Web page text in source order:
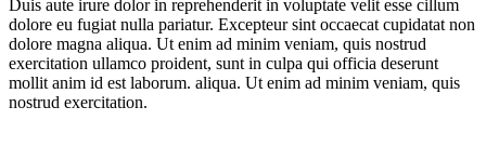
Duis aute irure dolor in reprehenderit in voluptate velit esse cillum
dolore eu fugiat nulla pariatur. Excepteur sint occaecat cupidatat non
dolore magna aliqua. Ut enim ad minim veniam, quis nostrud
exercitation ullamco proident, sunt in culpa qui officia deserunt
mollit anim id est laborum. aliqua. Ut enim ad minim veniam, quis
nostrud exercitation.